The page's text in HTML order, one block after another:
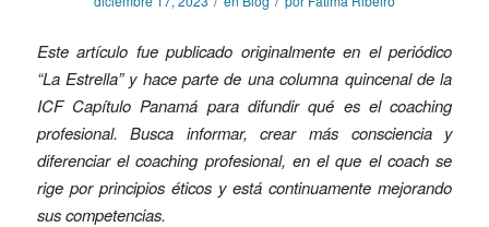
Este artículo fue publicado originalmente en el periódico
“La Estrella” y hace parte de una columna quincenal de la
ICF Capítulo Panamá para difundir qué es el coaching
profesional. Busca informar, crear más consciencia y
diferenciar el coaching profesional, en el que el coach se
rige por principios éticos y está continuamente mejorando
sus competencias.